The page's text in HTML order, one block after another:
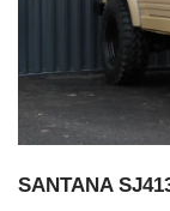
SANTANA